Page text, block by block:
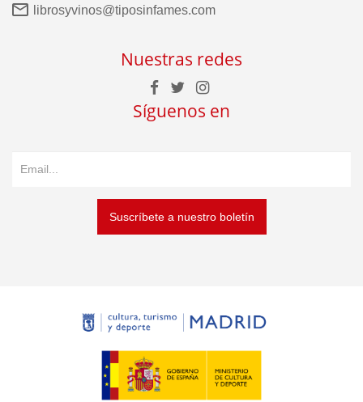
librosyvinos@tiposinfames.com
Nuestras redes
Síguenos en
Suscríbete a nuestro boletín